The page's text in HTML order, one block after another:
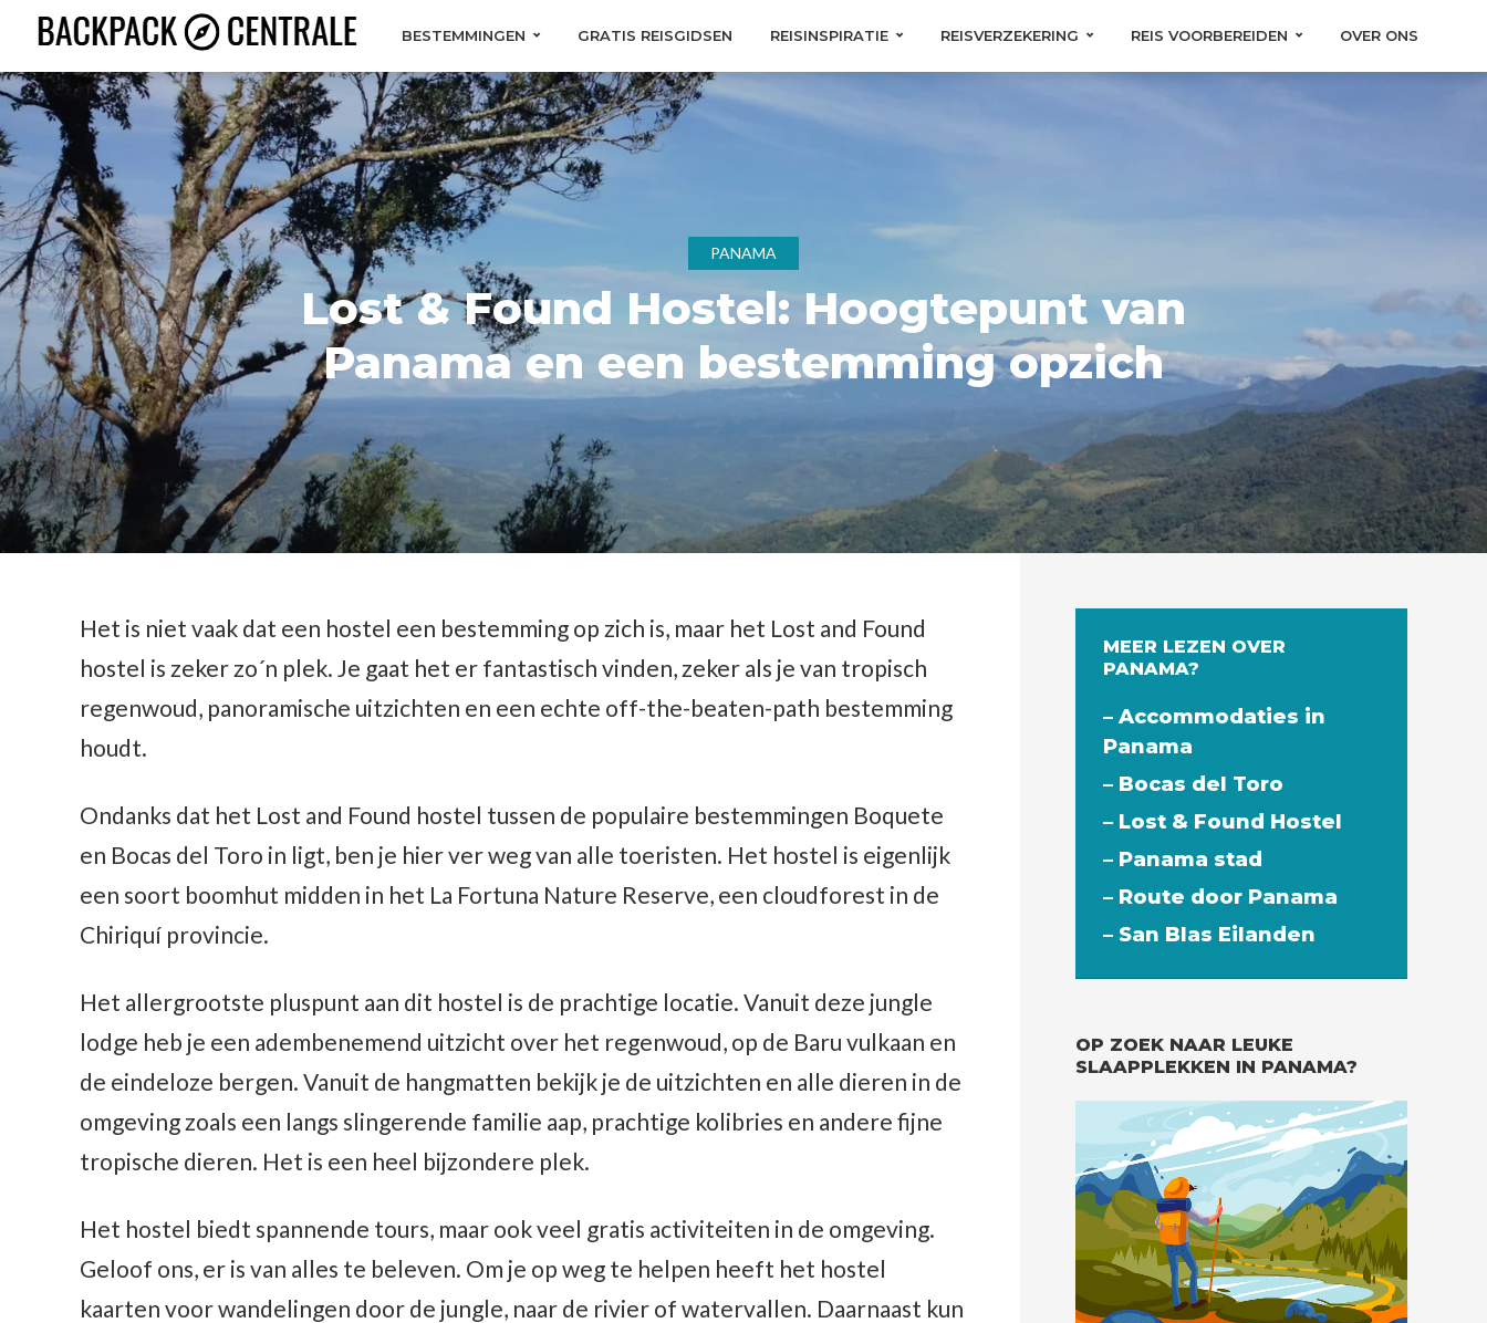
BESTEMMINGEN GRATIS REISGIDSEN REISINSPIRATIE REISVERZEKERING REIS VOORBEREIDEN OVER ONS
PANAMA
Lost & Found Hostel: Hoogtepunt van
Panama en een bestemming opzich
Het is niet vaak dat een hostel een bestemming op zich is, maar het Lost and Found
hostel is zeker zo´n plek. Je gaat het er fantastisch vinden, zeker als je van tropisch
regenwoud, panoramische uitzichten en een echte off-the-beaten-path bestemming
houdt.
Ondanks dat het Lost and Found hostel tussen de populaire bestemmingen Boquete
en Bocas del Toro in ligt, ben je hier ver weg van alle toeristen. Het hostel is eigenlijk
een soort boomhut midden in het La Fortuna Nature Reserve, een cloudforest in de
Chiriquí provincie.
Het allergrootste pluspunt aan dit hostel is de prachtige locatie. Vanuit deze jungle
lodge heb je een adembenemend uitzicht over het regenwoud, op de Baru vulkaan en
de eindeloze bergen. Vanuit de hangmatten bekijk je de uitzichten en alle dieren in de
omgeving zoals een langs slingerende familie aap, prachtige kolibries en andere fijne
tropische dieren. Het is een heel bijzondere plek.
Het hostel biedt spannende tours, maar ook veel gratis activiteiten in de omgeving.
Geloof ons, er is van alles te beleven. Om je op weg te helpen heeft het hostel
kaarten voor wandelingen door de jungle, naar de rivier of watervallen. Daarnaast kun
MEER LEZEN OVER
PANAMA?
– Accommodaties in
Panama
– Bocas del Toro
– Lost & Found Hostel
– Panama stad
– Route door Panama
– San Blas Eilanden
OP ZOEK NAAR LEUKE
SLAAPPLEKKEN IN PANAMA?